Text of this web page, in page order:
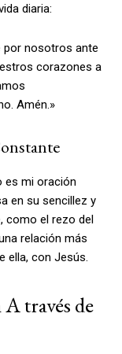
diaria:
por nosotros ante
corazones a
Amén.»
es mi oración
en su sencillez y
como el rezo del
relación más
ella, con Jesús.
través de